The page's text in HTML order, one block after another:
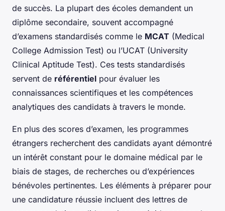
de succès. La plupart des écoles demandent un
diplôme secondaire, souvent accompagné
d’examens standardisés comme le MCAT (Medical
College Admission Test) ou l’UCAT (University
Clinical Aptitude Test). Ces tests standardisés
servent de référentiel pour évaluer les
connaissances scientifiques et les compétences
analytiques des candidats à travers le monde.
En plus des scores d’examen, les programmes
étrangers recherchent des candidats ayant démontré
un intérêt constant pour le domaine médical par le
biais de stages, de recherches ou d’expériences
bénévoles pertinentes. Les éléments à préparer pour
une candidature réussie incluent des lettres de